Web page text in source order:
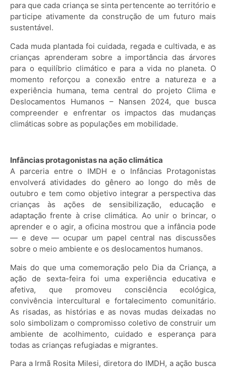
para que cada criança se sinta pertencente ao território e
participe ativamente da construção de um futuro mais
sustentável.
Cada muda plantada foi cuidada, regada e cultivada, e as
crianças aprenderam sobre a importância das árvores
para o equilíbrio climático e para a vida no planeta. O
momento reforçou a conexão entre a natureza e a
experiência humana, tema central do projeto Clima e
Deslocamentos Humanos – Nansen 2024, que busca
compreender e enfrentar os impactos das mudanças
climáticas sobre as populações em mobilidade.
Infâncias protagonistas na ação climática
A parceria entre o IMDH e o Infâncias Protagonistas
envolverá atividades do gênero ao longo do mês de
outubro e tem como objetivo integrar a perspectiva das
crianças às ações de sensibilização, educação e
adaptação frente à crise climática. Ao unir o brincar, o
aprender e o agir, a oficina mostrou que a infância pode
— e deve — ocupar um papel central nas discussões
sobre o meio ambiente e os deslocamentos humanos.
Mais do que uma comemoração pelo Dia da Criança, a
ação de sexta-feira foi uma experiência educativa e
afetiva, que promoveu consciência ecológica,
convivência intercultural e fortalecimento comunitário.
As risadas, as histórias e as novas mudas deixadas no
solo simbolizam o compromisso coletivo de construir um
ambiente de acolhimento, cuidado e esperança para
todas as crianças refugiadas e migrantes.
Para a Irmã Rosita Milesi, diretora do IMDH, a ação busca